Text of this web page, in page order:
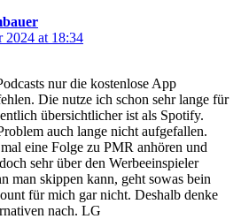
2024 at 18:34
nur die kostenlose App
Die nutze ich schon sehr lange für
übersichtlicher ist als Spotify.
auch lange nicht aufgefallen.
eine Folge zu PMR anhören und
sehr über den Werbeeinspieler
man skippen kann, geht sowas bein
für mich gar nicht. Deshalb denke
nach. LG